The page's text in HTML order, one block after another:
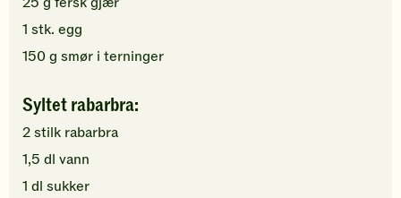
1 stk. egg
150g smør i terninger
Syltet rabarbra:
2stilk rabarbra
1,5 dl vann
1 dl sukker